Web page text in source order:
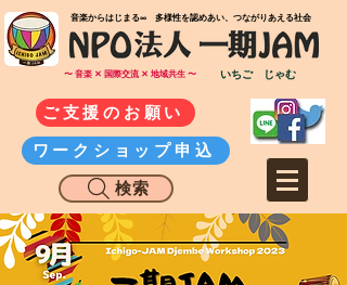
​音楽からはじまる∞ 多様性を認めあい、つながりあえる社会
〜 音楽 ✕ 国際交流 ✕ 地域共生 〜 いちご じゃむ
ご支援のお願い
ワークショップ申込
検索